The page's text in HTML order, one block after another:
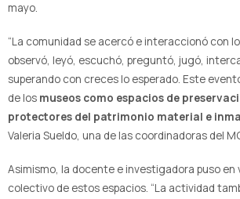
mayo.
“La comunidad se acercó e interaccionó con
observó, leyó, escuchó, preguntó, jugó,
superando con creces lo esperado. Este
de los museos como espacios de
protectores del patrimonio material e
Valeria Sueldo, una de las coordinadoras del
Asimismo, la docente e investigadora puso en
colectivo de estos espacios. “La actividad